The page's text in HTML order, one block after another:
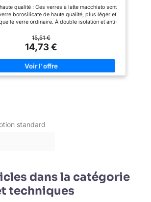
présente un design creux
unique à double spirale qui est
léger et confortable à tenir dans
dans l'air, mais isole également
l'influence de ses propres
adversaires de température,
prolongeant efficacement le
ne pouvez pas l'accepter,
veuillez acheter avec prudence.
qualité : Ces verres à latte macchiato sont
borosilicate de haute qualité, plus léger et
le verre ordinaire. À double isolation et anti-
Design unique : La tasse à café en verre
floral à rayures verticales, idéal pour le latte
art semble entouré de pétales de fleurs, une
Contenance idéale : Disponibles en
à cappuccino transparents apportent une
et de raffinement. Le verre côtelé convient à
à macchiato sont d'une élégance rare, légers
pour la fête des Mères, Thanksgiving, Noël
15,51 €
14,73 €
dans la catégorie
techniques